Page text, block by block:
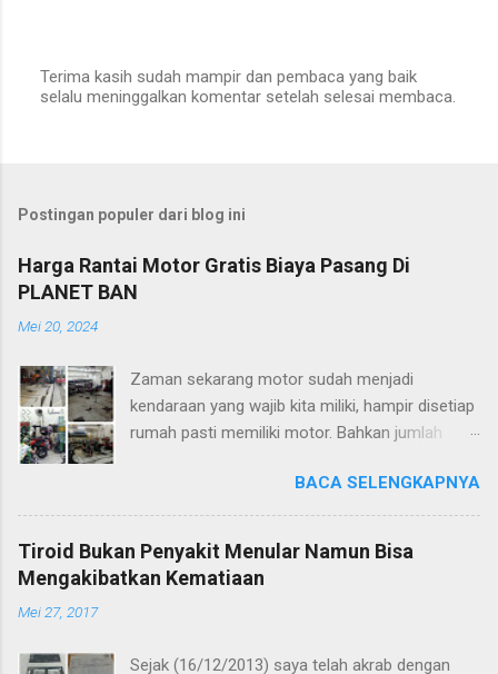
P
g
o
m
e
n
r
Terima kasih sudah mampir dan pembaca yang baik
selalu meninggalkan komentar setelah selesai membaca.
Postingan populer dari blog ini
Harga Rantai Motor Gratis Biaya Pasang Di
PLANET BAN
Mei 20, 2024
Zaman sekarang motor sudah menjadi
kendaraan yang wajib kita miliki, hampir disetiap
rumah pasti memiliki motor. Bahkan jumlah
dengan jumlah anggota rumah. Motor ibu,
bapak, kaka dan dede tapi kalau saya pribadi
memiliki motor cukup satu aja. Tempat parkir
nya ga ada cuma muat motor satu, tetangga
BACA SELENGKAPNYA
Tiroid Bukan Penyakit Menular Namun Bisa
Mengakibatkan Kematiaan
Mei 27, 2017
Sejak (16/12/2013) saya telah akrab dengan